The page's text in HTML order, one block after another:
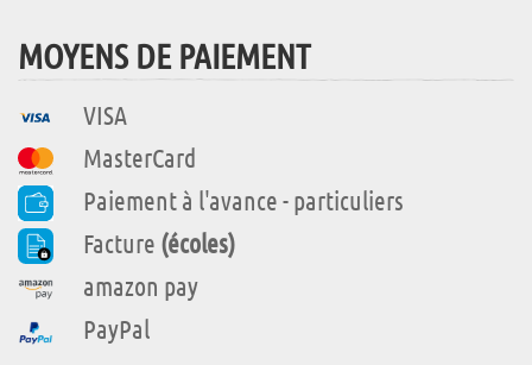
MOYENS DE PAIEMENT
VISA
MasterCard
Paiement à l'avance - particuliers
Facture (écoles)
amazon pay
PayPal